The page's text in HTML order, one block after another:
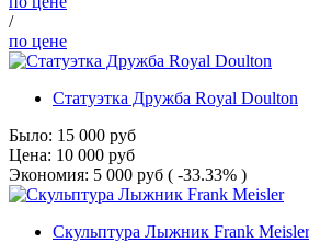
/
по цене
Статуэтка Дружба Royal Doulton
Было: 15 000 руб
Цена: 10 000 руб
Экономия: 5 000 руб ( -33.33% )
Скульптура Лыжник Frank Meisler